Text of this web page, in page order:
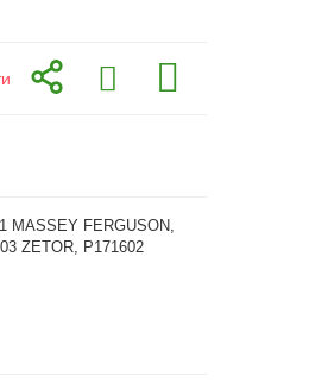
MASSEY FERGUSON,
ZETOR, P171602